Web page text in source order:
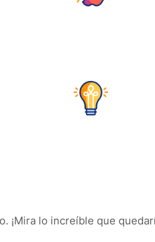
lo increíble que